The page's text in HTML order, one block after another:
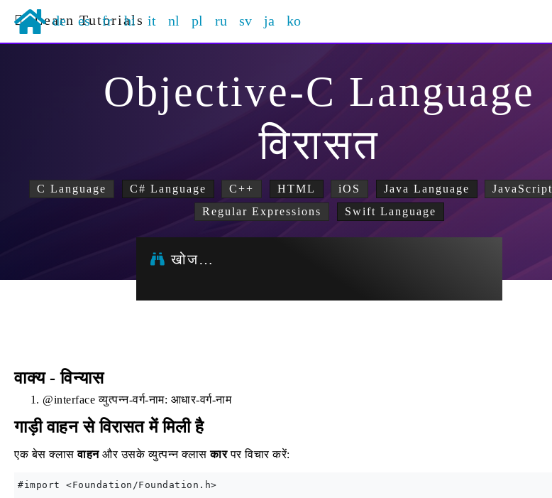
Learn Tutorials
de es fr hi it nl pl ru sv ja ko
Objective-C Language
विरासत
C Language C# Language C++ HTML iOS Java Language JavaScript
Regular Expressions
Swift Language
खोज…
वाक्य - विन्यास
@interface व्युत्पन्न-वर्ग-नाम: आधार-वर्ग-नाम
गाड़ी वाहन से विरासत में मिली है
एक बेस क्लासवाहनऔर उसके व्युत्पन्न क्लासकारपर विचार करें:
#import <Foundation/Foundation.h>